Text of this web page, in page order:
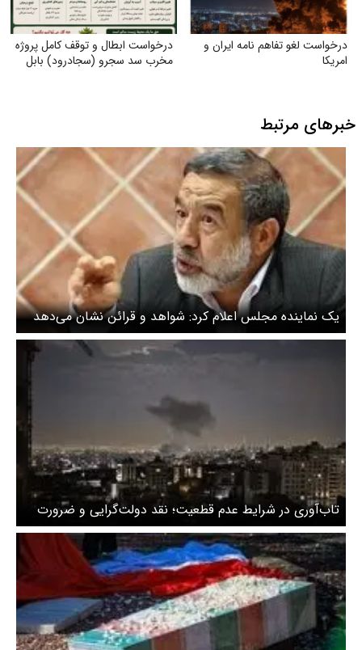
درخواست لغو تفاهم نامه ایران و
امریکا
درخواست ابطال و توقف کامل پروژه
مخرب سد سجرو (سجادرود) بابل
خبرهای مرتبط
یک نماینده مجلس اعلام کرد: شواهد و قرائن نشان می‌دهد
که آمریکا و اسراییل قصد تصرف برخی از جزایر ما در جنوب را
تاب‌آوری در شرایط عدم قطعیت؛ نقد دولت‌گرایی و ضرورت
بازگشت به ظرفیت محلات